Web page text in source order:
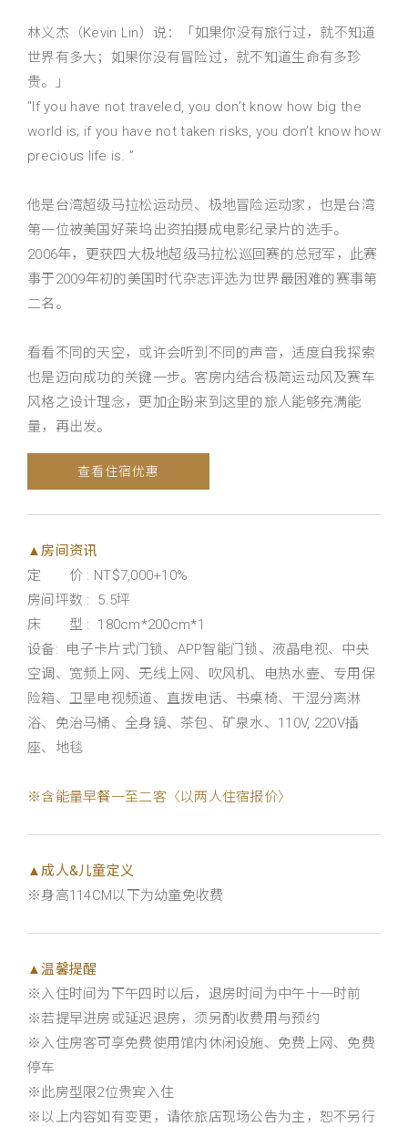
林义杰（Kevin Lin）说：「如果你没有旅行过，就不知道
世界有多大；如果你没有冒险过，就不知道生命有多珍
贵。」
"If you have not traveled, you don’t know how big the
world is; if you have not taken risks, you don’t know how
precious life is. ”
他是台湾超级马拉松运动员、极地冒险运动家，也是台湾
第一位被美国好莱坞出资拍摄成电影纪录片的选手。
2006年，更获四大极地超级马拉松巡回赛的总冠军，此赛
事于2009年初的美国时代杂志评选为世界最困难的赛事第
二名。
看看不同的天空，或许会听到不同的声音，适度自我探索
也是迈向成功的关键一步。客房内结合极简运动风及赛车
风格之设计理念，更加企盼来到这里的旅人能够充满能
量，再出发。
查看住宿优惠
▲房间资讯
定 价 : NT$7,000+10%
房间坪数 : 5.5坪
床 型 : 180cm*200cm*1
设备: 电子卡片式门锁、APP智能门锁、液晶电视、中央
空调、宽频上网、无线上网、吹风机、电热水壸、专用保
险箱、卫星电视频道、直拨电话、书桌椅、干湿分离淋
浴、免治马桶、全身镜、茶包、矿泉水、110V, 220V插
座、地毯
※含能量早餐一至二客〈以两人住宿报价〉
▲成人&儿童定义
※身高114CM以下为幼童免收费
▲温馨提醒
※入住时间为下午四时以后，退房时间为中午十一时前
※若提早进房或延迟退房，须另酌收费用与预约
※入住房客可享免费使用馆内休闲设施、免费上网、免费
停车
※此房型限2位贵宾入住
※以上内容如有变更，请依旅店现场公告为主，恕不另行